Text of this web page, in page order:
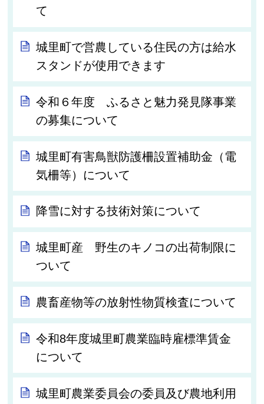
て
城里町で営農している住民の方は給水
スタンドが使用できます
令和６年度 ふるさと魅力発見隊事業
の募集について
城里町有害鳥獣防護柵設置補助金（電
気柵等）について
降雪に対する技術対策について
城里町産 野生のキノコの出荷制限に
ついて
農畜産物等の放射性物質検査について
令和8年度城里町農業臨時雇標準賃金
について
城里町農業委員会の委員及び農地利用